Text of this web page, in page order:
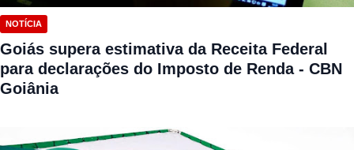
NOTÍCIA
Goiás supera estimativa da Receita Federal
para declarações do Imposto de Renda - CBN
Goiânia